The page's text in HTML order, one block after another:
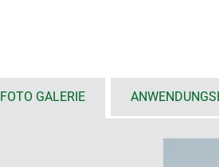
Oberteil in der Gehäusefarbe oder
FOTO GALERIE